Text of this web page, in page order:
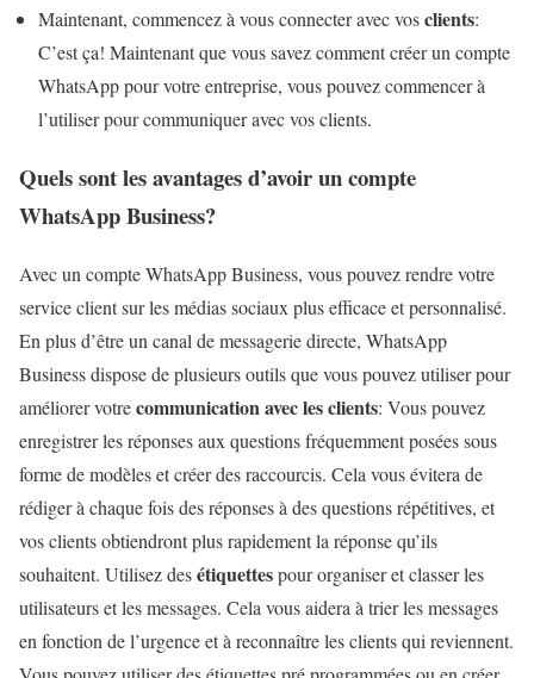
Maintenant, commencez à vous connecter avec vosclients:
C’est ça! Maintenant que vous savez comment créer un compte
WhatsApp pour votre entreprise, vous pouvez commencer à
l’utiliser pour communiquer avec vos clients.
Quels sont les avantages d’avoir un compte
WhatsApp Business?
Avec un compte WhatsApp Business, vous pouvez rendre votre
service client sur les médias sociaux plus efficace et personnalisé.
En plus d’être un canal de messagerie directe, WhatsApp
Business dispose de plusieurs outils que vous pouvez utiliser pour
améliorer votrecommunication avec les clients: Vous pouvez
enregistrer les réponses aux questions fréquemment posées sous
forme de modèles et créer des raccourcis. Cela vous évitera de
rédiger à chaque fois des réponses à des questions répétitives, et
vos clients obtiendront plus rapidement la réponse qu’ils
souhaitent. Utilisez desétiquettespour organiser et classer les
utilisateurs et les messages. Cela vous aidera à trier les messages
en fonction de l’urgence et à reconnaître les clients qui reviennent.